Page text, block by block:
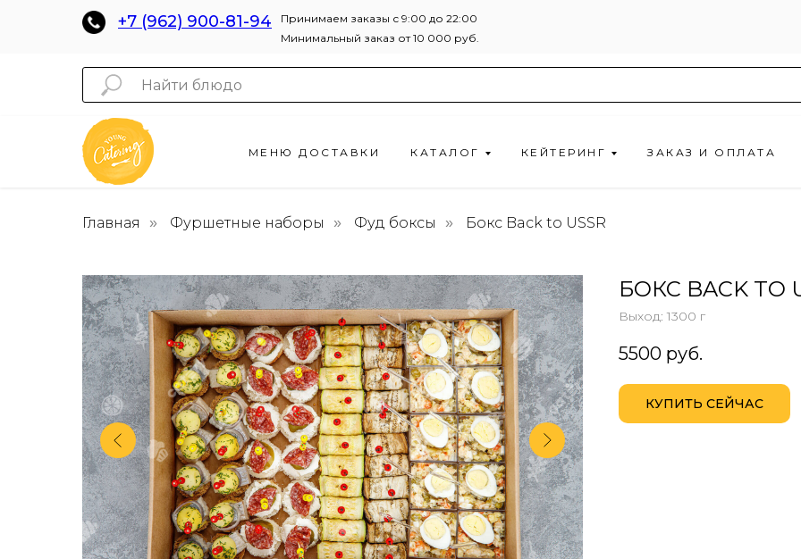
+7 (962) 900-81-94
Принимаем заказы с 9:00 до 22:00
Минимальный заказ от 10 000 руб.
МЕНЮ ДОСТАВКИ КАТАЛОГ КЕЙТЕРИНГ ЗАКАЗ И ОПЛАТА
Главная » Фуршетные наборы » Фуд боксы » Бокс Back to USSR
БОКС BACK TO
Выход: 1300 г
5500 руб.
КУПИТЬ СЕЙЧАС